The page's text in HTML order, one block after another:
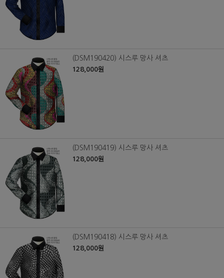
(DSM190420) 시스루 망사 셔츠
128,000원
(DSM190419) 시스루 망사 셔츠
128,000원
(DSM190418) 시스루 망사 셔츠
128,000원